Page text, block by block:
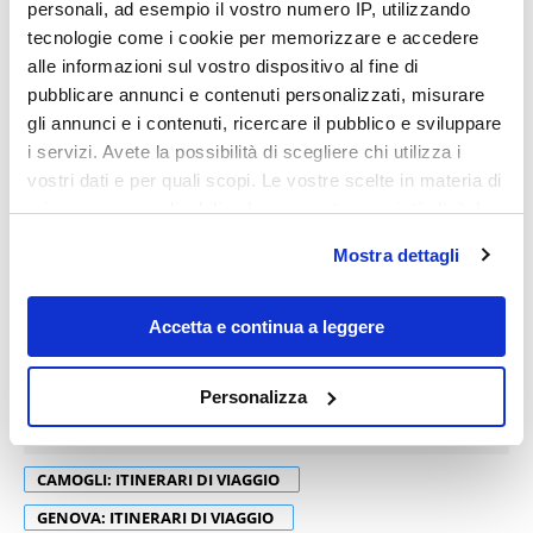
personali, ad esempio il vostro numero IP, utilizzando
tecnologie come i cookie per memorizzare e accedere
alle informazioni sul vostro dispositivo al fine di
pubblicare annunci e contenuti personalizzati, misurare
gli annunci e i contenuti, ricercare il pubblico e sviluppare
i servizi. Avete la possibilità di scegliere chi utilizza i
vostri dati e per quali scopi. Le vostre scelte in materia di
privacy sono applicabili solo su questa proprietà digitale
modificare o revocare il proprio consenso in qualsiasi
momento dalla Dichiarazione sui cookie o facendo clic
sull'icona di attivazione della privacy.
raccogliere informazioni sulla tua posizione
geografica, con un'approssimazione di qualche
metro,
Identificare il tuo dispositivo, scansionandolo
attivamente alla ricerca di caratteristiche specifiche
Mostra dettagli
Accetta e continua a leggere
Personalizza
CAMOGLI: ITINERARI DI VIAGGIO
GENOVA: ITINERARI DI VIAGGIO